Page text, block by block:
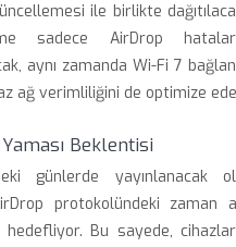
ile birlikte
sadece AirDrop
aynı zamanda Wi-Fi 7
ağ verimliliğini de optimize
Yaması Beklentisi
günlerde yayınlanacak
protokolündeki zaman
hedefliyor. Bu sayede,